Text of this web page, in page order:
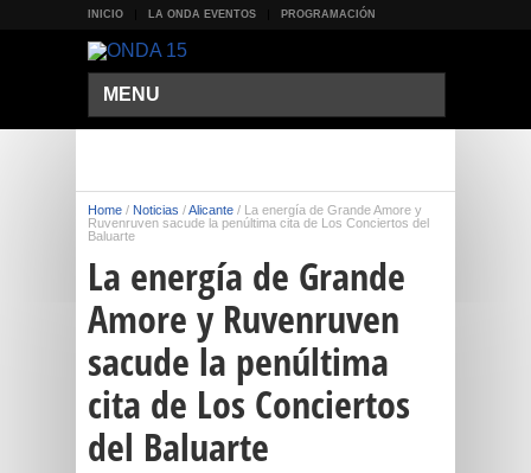
INICIO LA ONDA EVENTOS PROGRAMACIÓN
MENU
Home / Noticias /Alicante / La energía de Grande Amore y
Ruvenruven sacude la penúltima cita de Los Conciertos del
Baluarte
La energía de Grande
Amore y Ruvenruven
sacude la penúltima
cita de Los Conciertos
del Baluarte